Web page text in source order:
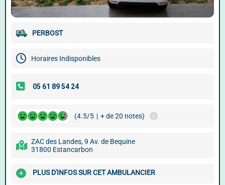
PERBOST
Horaires Indisponibles
(4.5/5 | + de 20 notes)
ZAC des Landes, 9 Av. de Bequine
31800 Estancarbon
PLUS D'INFOS SUR CET AMBULANCIER